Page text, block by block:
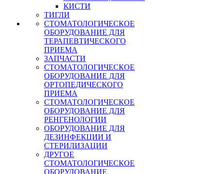
КИСТИ
ТИГЛИ
СТОМАТОЛОГИЧЕСКОЕ
ОБОРУДОВАНИЕ ДЛЯ
ТЕРАПЕВТИЧЕСКОГО
ПРИЕМА
ЗАПЧАСТИ
СТОМАТОЛОГИЧЕСКОЕ
ОБОРУДОВАНИЕ ДЛЯ
ОРТОПЕДИЧЕСКОГО
ПРИЕМА
СТОМАТОЛОГИЧЕСКОЕ
ОБОРУДОВАНИЕ ДЛЯ
РЕНГЕНОЛОГИИ
ОБОРУДОВАНИЕ ДЛЯ
ДЕЗИНФЕКЦИИ И
СТЕРИЛИЗАЦИИ
ДРУГОЕ
СТОМАТОЛОГИЧЕСКОЕ
ОБОРУДОВАНИЕ